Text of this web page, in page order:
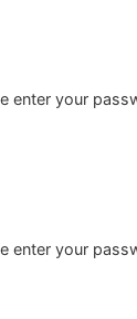
enter your
enter your